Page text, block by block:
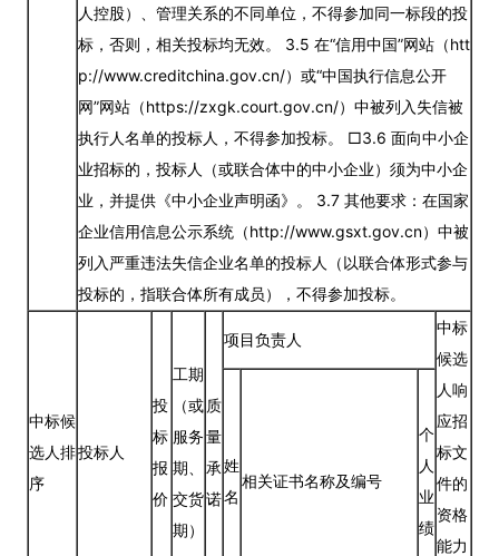
人控股）、管理关系的不同单位，不得参加同一标段的投
标，否则，相关投标均无效。 3.5 在“信用中国”网站（htt
p://www.creditchina.gov.cn/）或“中国执行信息公开
网”网站（https://zxgk.court.gov.cn/）中被列入失信被
执行人名单的投标人，不得参加投标。 □3.6 面向中小企
业招标的，投标人（或联合体中的中小企业）须为中小企
业，并提供《中小企业声明函》。 3.7 其他要求：在国家
企业信用信息公示系统（http://www.gsxt.gov.cn）中被
列入严重违法失信企业名单的投标人（以联合体形式参与
投标的，指联合体所有成员），不得参加投标。
中标候
选人排
序
投标人
投
标
报
价
工期
（或
服务
期、
交货
期）
质
量
承
诺
项目负责人
中标
候选
人响
应招
标文
件的
资格
能力
姓
名
相关证书名称及编号
个
人
业
绩